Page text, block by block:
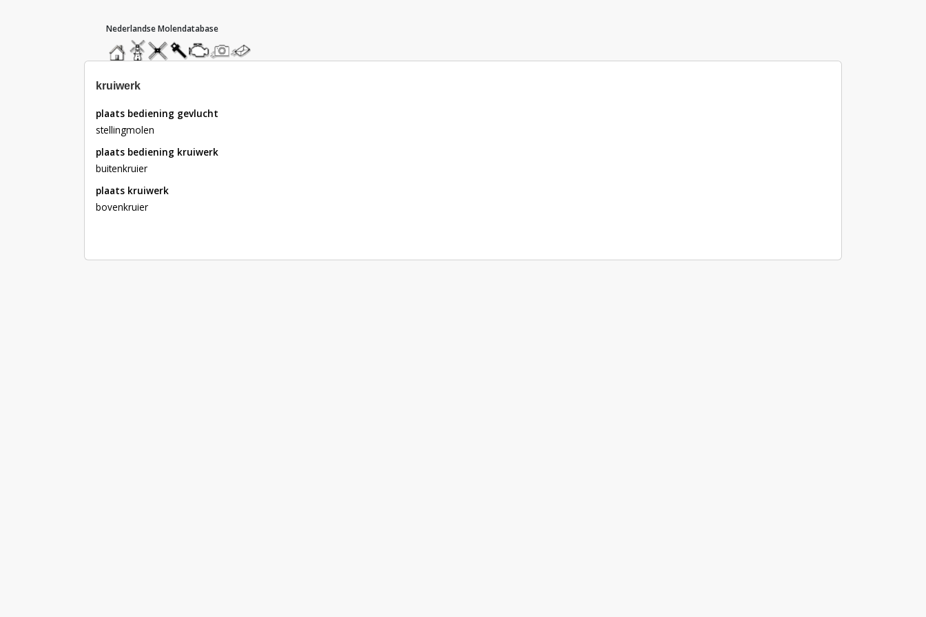
hoofdmenu
homemolendatabase
roedendatabase
assendatabase
motorendatabase
stuur
een
stuur
een
kruiwerk
plaats bediening gevlucht
stellingmolen
plaats bediening kruiwerk
buitenkruier
plaats kruiwerk
bovenkruier